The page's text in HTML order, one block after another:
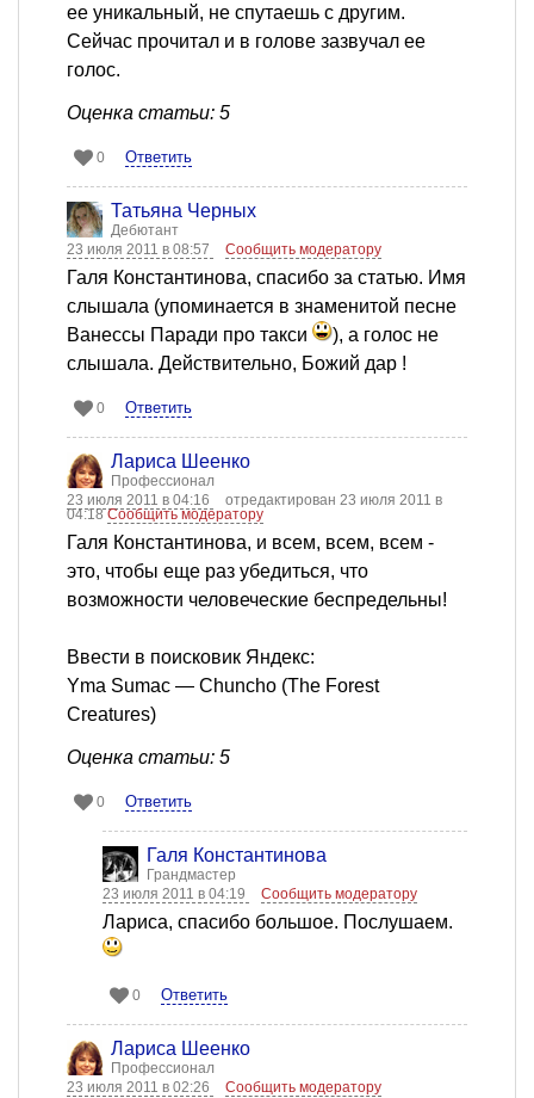
ее уникальный, не спутаешь с другим.
Сейчас прочитал и в голове зазвучал ее
голос.
Оценка статьи: 5
0 Ответить
Татьяна Черных
Дебютант
23 июля 2011 в 08:57
Сообщить модератору
Галя Константинова, спасибо за статью. Имя
слышала (упоминается в знаменитой песне
Ванессы Паради про такси
), а голос не
слышала. Действительно, Божий дар !
0 Ответить
Лариса Шеенко
Профессионал
23 июля 2011 в 04:16
отредактирован 23 июля 2011 в
04:18Сообщить модератору
Галя Константинова, и всем, всем, всем -
это, чтобы еще раз убедиться, что
возможности человеческие беспредельны!
Ввести в поисковик Яндекс:
Yma Sumac — Chuncho (The Forest
Creatures)
Оценка статьи: 5
0 Ответить
Галя Константинова
Грандмастер
23 июля 2011 в 04:19
Сообщить модератору
Лариса, спасибо большое. Послушаем.
0 Ответить
Лариса Шеенко
Профессионал
23 июля 2011 в 02:26
Сообщить модератору